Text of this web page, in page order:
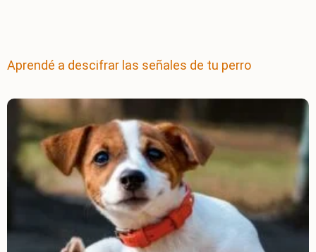
Aprendé a descifrar las señales de tu perro